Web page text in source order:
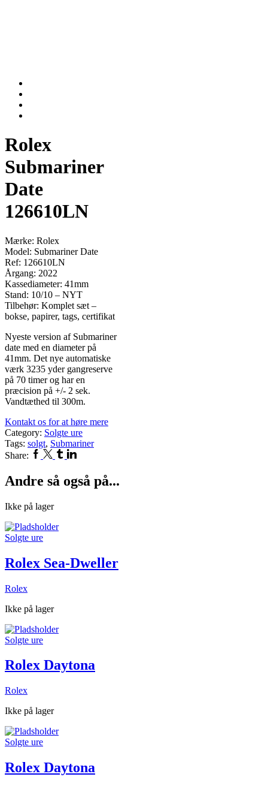
Rolex
Submariner
Date
126610LN
Mærke: Rolex
Model: Submariner Date
Ref: 126610LN
Årgang: 2022
Kassediameter: 41mm
Stand: 10/10 – NYT
Tilbehør: Komplet sæt –
bokse, papirer, tags, certifikat
Nyeste version af Submariner
date med en diameter på
41mm. Det nye automatiske
værk 3235 yder gangreserve
på 70 timer og har en
præcision på +/- 2 sek.
Vandtæthed til 300m.
Kontakt os for at høre mere
Category: Solgte ure
Tags: solgt, Submariner
Share: Facebook
Twitter
TumblrLinkedin
Andre så også på...
Ikke på lager
Solgte ure
Rolex Sea-Dweller
Rolex
Ikke på lager
Solgte ure
Rolex Daytona
Rolex
Ikke på lager
Solgte ure
Rolex Daytona